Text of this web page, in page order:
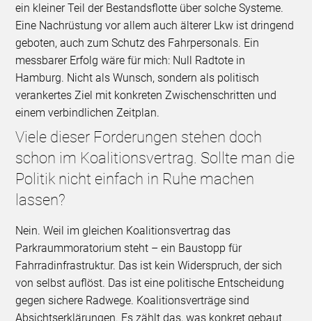
ein kleiner Teil der Bestandsflotte über solche Systeme.
Eine Nachrüstung vor allem auch älterer Lkw ist dringend
geboten, auch zum Schutz des Fahrpersonals. Ein
messbarer Erfolg wäre für mich: Null Radtote in
Hamburg. Nicht als Wunsch, sondern als politisch
verankertes Ziel mit konkreten Zwischenschritten und
einem verbindlichen Zeitplan.
Viele dieser Forderungen stehen doch
schon im Koalitionsvertrag. Sollte man die
Politik nicht einfach in Ruhe machen
lassen?
Nein. Weil im gleichen Koalitionsvertrag das
Parkraummoratorium steht – ein Baustopp für
Fahrradinfrastruktur. Das ist kein Widerspruch, der sich
von selbst auflöst. Das ist eine politische Entscheidung
gegen sichere Radwege. Koalitionsverträge sind
Absichtserklärungen. Es zählt das, was konkret gebaut